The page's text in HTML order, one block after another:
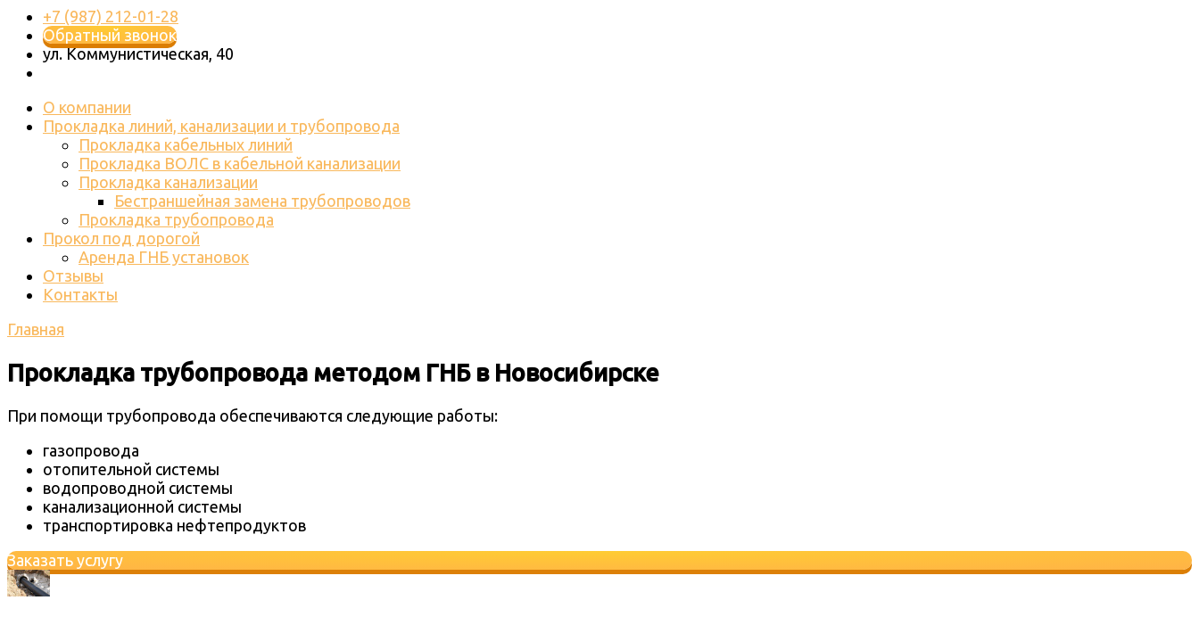
+7 (987) 212-01-28
Обратный звонок
ул. Коммунистическая, 40
О компании
Прокладка линий, канализации и трубопровода
Прокладка кабельных линий
Прокладка ВОЛС в кабельной канализации
Прокладка канализации
Бестраншейная замена трубопроводов
Прокладка трубопровода
Прокол под дорогой
Аренда ГНБ установок
Отзывы
Контакты
Главная
Прокладка трубопровода методом ГНБ в Новосибирске
При помощи трубопровода обеспечиваются следующие работы:
газопровода
отопительной системы
водопроводной системы
канализационной системы
транспортировка нефтепродуктов
Заказать услугу